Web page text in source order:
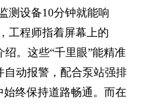
测设备10分钟就能响
工程师指着屏幕上的
绍。这些“千里眼”能精准
自动报警，配合泵站强排
终保持道路畅通。而在